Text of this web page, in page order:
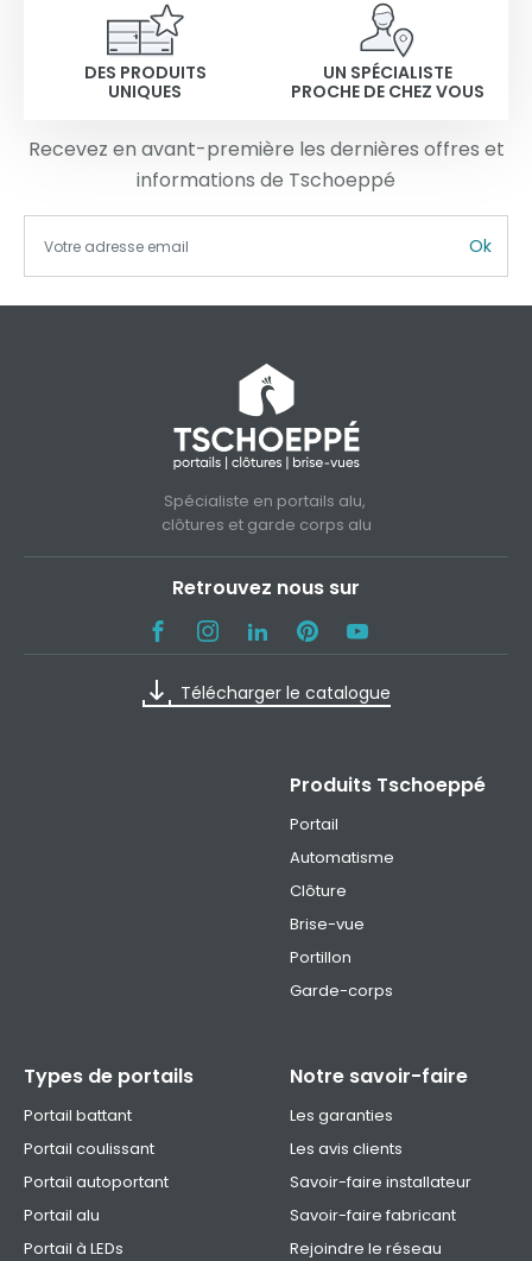
DES PRODUITS
UNIQUES
UN SPÉCIALISTE
PROCHE DE CHEZ VOUS
Recevez en avant-première les dernières offres et
informations de Tschoeppé
Ok
Spécialiste en portails alu,
clôtures et garde corps alu
Retrouvez nous sur
Télécharger le catalogue
Produits Tschoeppé
Portail
Automatisme
Clôture
Brise-vue
Portillon
Garde-corps
Types de portails
Portail battant
Portail coulissant
Portail autoportant
Portail alu
Portail à LEDs
Notre savoir-faire
Les garanties
Les avis clients
Savoir-faire installateur
Savoir-faire fabricant
Rejoindre le réseau